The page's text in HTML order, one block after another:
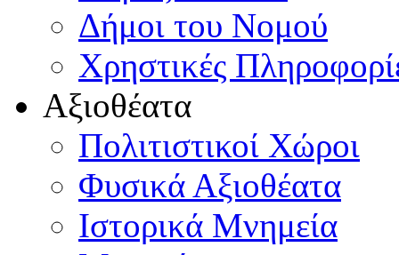
Δήμοι του Νομού
Χρηστικές
Αξιοθέατα
Πολιτιστικοί Χώροι
Φυσικά Αξιοθέατα
Ιστορικά Μνημεία